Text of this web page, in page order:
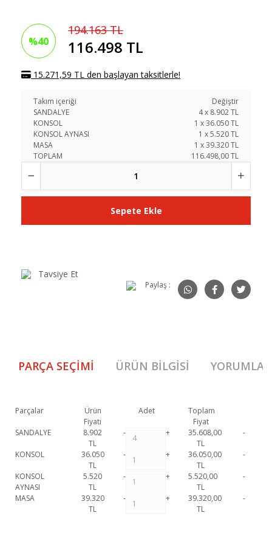
%40
194.163 TL
116.498 TL
15.271,59 TL den başlayan taksitlerle!
Takım içeriği
Değiştir
SANDALYE
4x 8.902TL
KONSOL
1 x36.050TL
KONSOL AYNASI
1 x5.520TL
MASA
1 x39.320TL
TOPLAM
116.498,00 TL
Sepete Ekle
Tavsiye Et
Paylaş :
PARÇA SEÇIMI ÜRÜN BILGISI YORUMLAR
Parçalar
Ürün
Fiyatı
Adet
Toplam
Fiyat
SANDALYE
8.902
TL
- +
35.608,00
TL
-
KONSOL
36.050
TL
- +
36.050,00
TL
-
KONSOL
AYNASI
5.520
TL
- +
5.520,00
TL
-
MASA
39.320
TL
- +
39.320,00
TL
-